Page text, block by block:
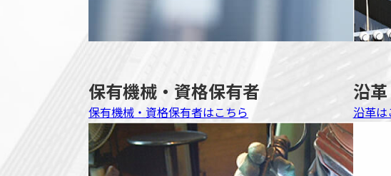
保有機械・資格保有者
保有機械・資格保有者はこちら
沿革
沿革は